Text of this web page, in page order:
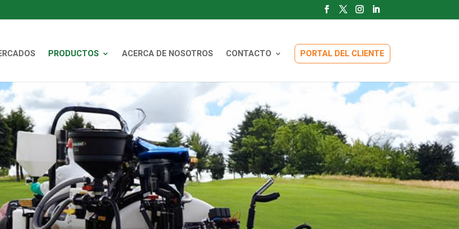
PRODUCTOS ACERCA DE NOSOTROS CONTACTO PORTAL DEL CLIENTE